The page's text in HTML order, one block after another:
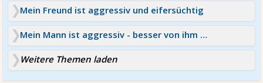
Mein Freund ist aggressiv und eifersüchtig
Mein Mann ist aggressiv - besser von ihm trennen?
Weitere Themen laden